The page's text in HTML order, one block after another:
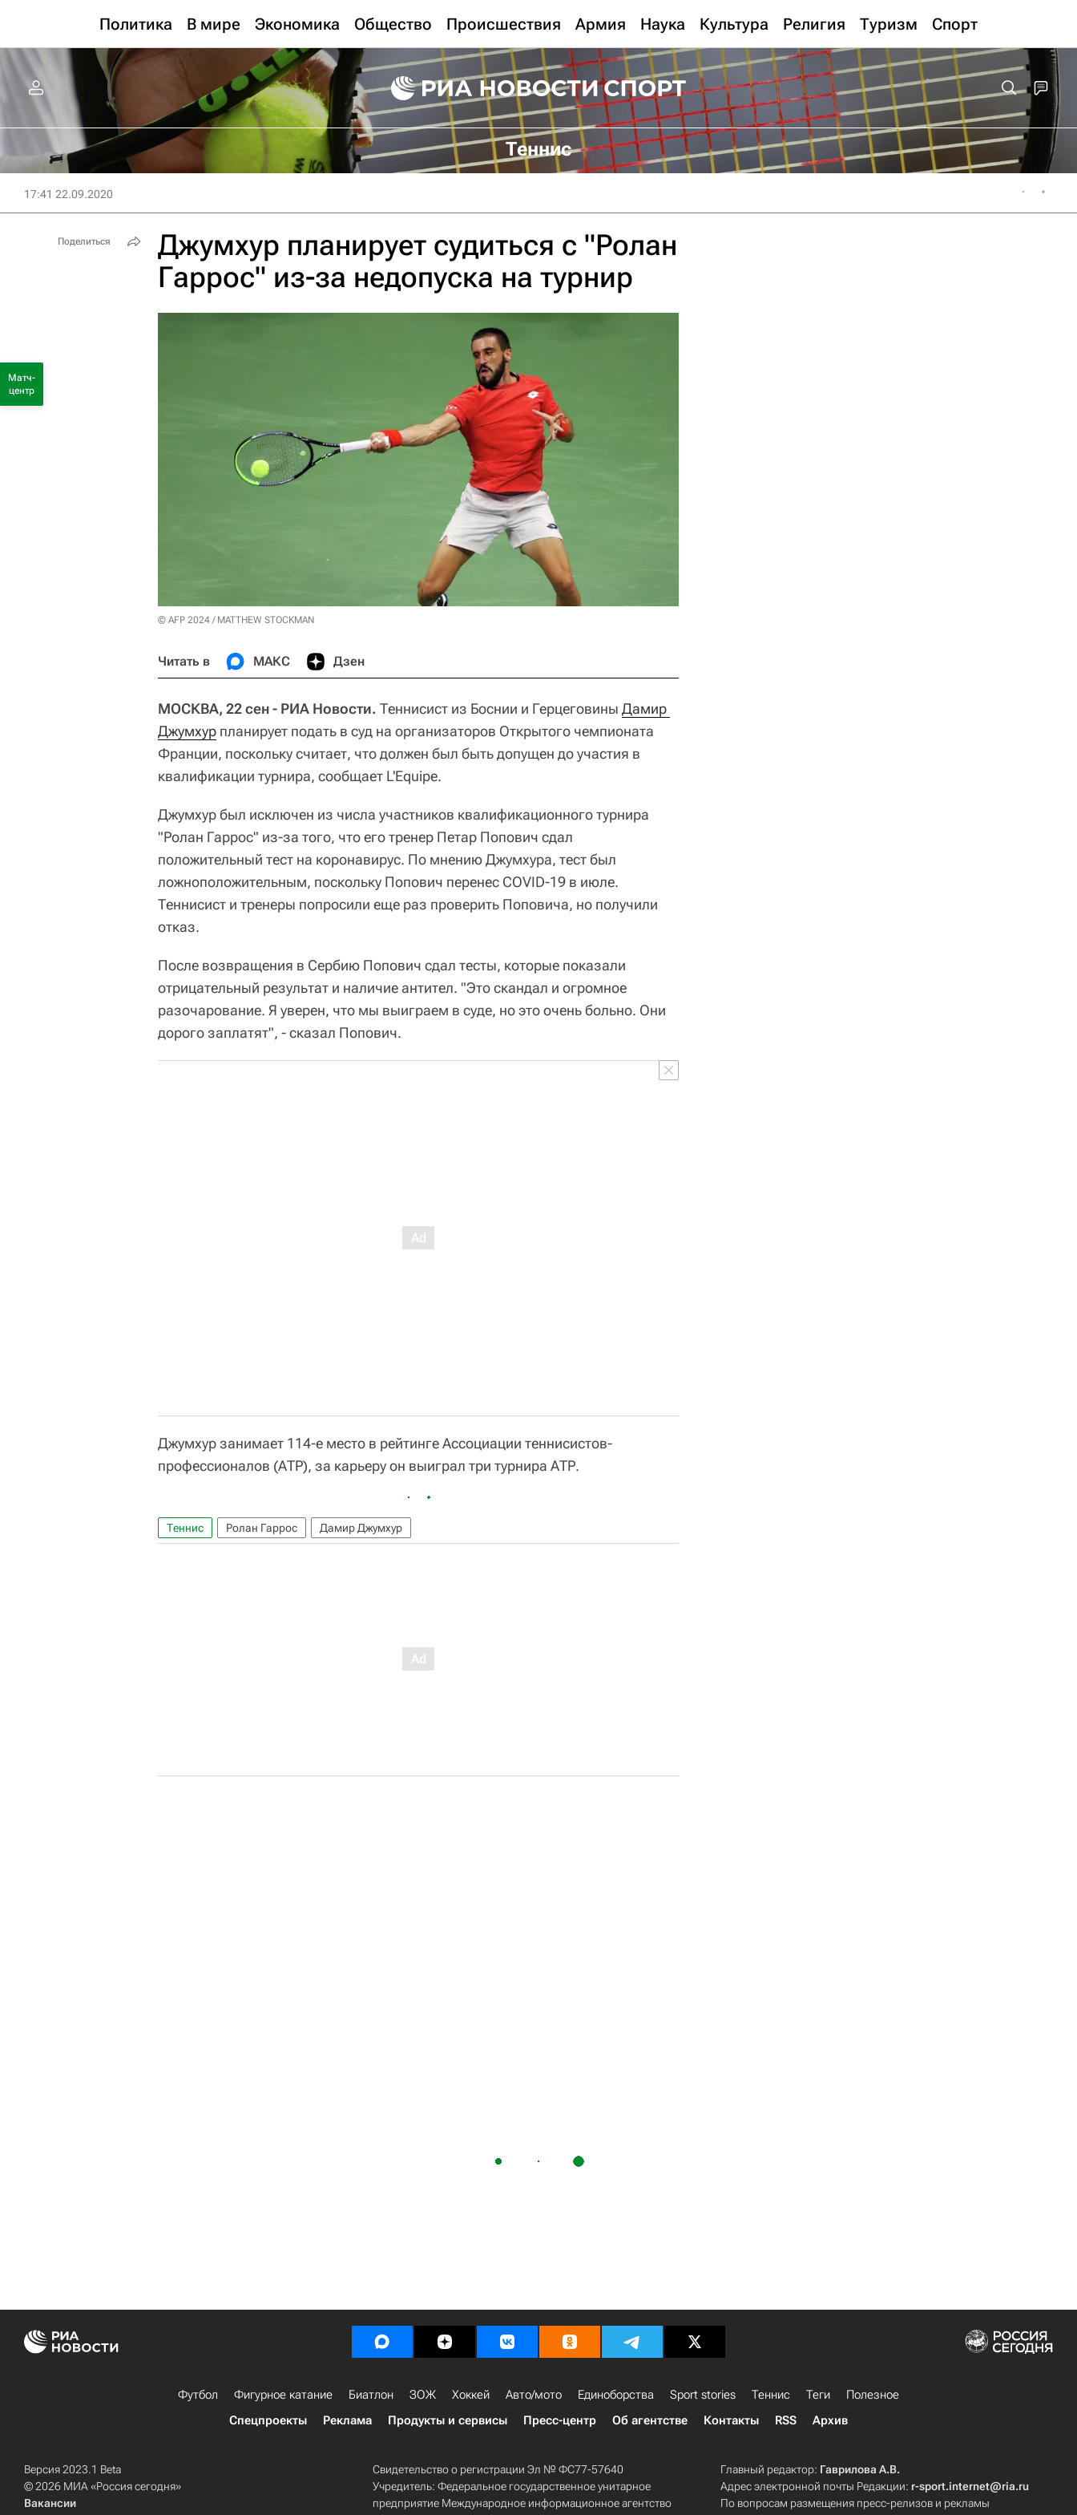
Политика В мире Экономика Общество Происшествия Армия Наука Культура Религия Туризм Спорт
Теннис
17:41 22.09.2020
Джумхур планирует судиться с "Ролан
Гаррос" из-за недопуска на турнир
© AFP 2024 / MATTHEW STOCKMAN
Читать в МАКС Дзен
МОСКВА, 22 сен - РИА Новости. Теннисист из Боснии и Герцеговины Дамир
Джумхур планирует подать в суд на организаторов Открытого чемпионата
Франции, поскольку считает, что должен был быть допущен до участия в
квалификации турнира, сообщает L'Equipe.
Джумхур был исключен из числа участников квалификационного турнира
"Ролан Гаррос" из-за того, что его тренер Петар Попович сдал
положительный тест на коронавирус. По мнению Джумхура, тест был
ложноположительным, поскольку Попович перенес COVID-19 в июле.
Теннисист и тренеры попросили еще раз проверить Поповича, но получили
отказ.
После возвращения в Сербию Попович сдал тесты, которые показали
отрицательный результат и наличие антител. "Это скандал и огромное
разочарование. Я уверен, что мы выиграем в суде, но это очень больно. Они
дорого заплатят", - сказал Попович.
Джумхур занимает 114-е место в рейтинге Ассоциации теннисистов-
профессионалов (АТР), за карьеру он выиграл три турнира АТР.
Теннис Ролан Гаррос Дамир Джумхур
Поделиться
Матч-
центр
Футбол Фигурное катание Биатлон ЗОЖ Хоккей Авто/мото Единоборства Sport stories Теннис Теги
Полезное
Спецпроекты
Реклама Продукты и сервисы Пресс-центр Об агентстве Контакты RSS Архив
Версия 2023.1 Beta
© 2026 МИА «Россия сегодня»
Вакансии
Свидетельство о регистрации Эл № ФС77-57640
Учредитель: Федеральное государственное унитарное
предприятие Международное информационное агентство
Главный редактор: Гаврилова А.В.
Адрес электронной почты Редакции: r-sport.internet@ria.ru
По вопросам размещения пресс-релизов и рекламы